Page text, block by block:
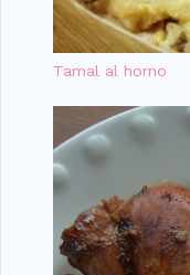
Tamal al horno